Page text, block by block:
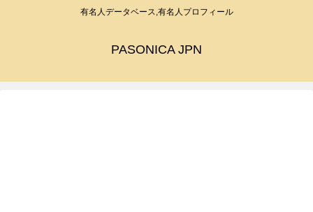
有名人データベース,有名人プロフィール
PASONICA JPN